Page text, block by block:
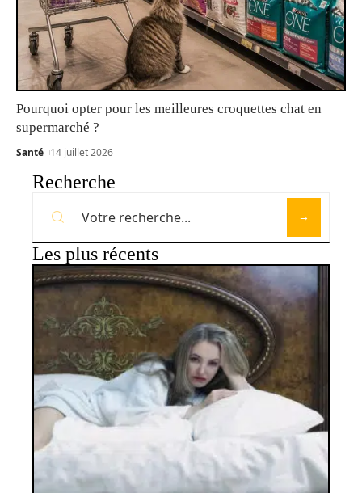
Pourquoi opter pour les meilleures croquettes chat en
supermarché ?
Santé 14 juillet 2026
Recherche
Les plus récents